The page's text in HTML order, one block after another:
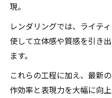
現。
レンダリングでは、ライテ
使して立体感や質感を引き
ます。
これらの工程に加え、最新
作効率と表現力を大幅に向